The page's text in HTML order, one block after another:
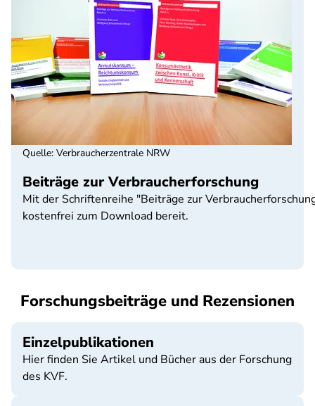
Beiträge zur Verbraucherforschung
Mit der Schriftenreihe "Beiträge zur
kostenfrei zum Download bereit.
Quelle: Verbraucherzentrale NRW
Forschungsbeiträge und Rezensionen
Einzelpublikationen
Hier finden Sie Artikel und Bücher aus der Forschung
des KVF.